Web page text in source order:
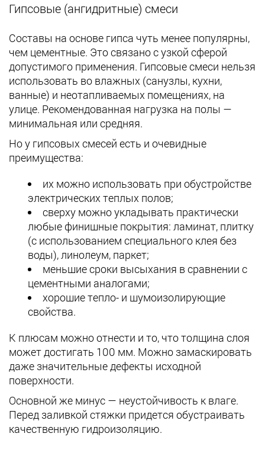
Гипсовые (ангидритные) смеси
Составы на основе гипса чуть менее популярны,
чем цементные. Это связано с узкой сферой
допустимого применения. Гипсовые смеси нельзя
использовать во влажных (санузлы, кухни,
ванные) и неотапливаемых помещениях, на
улице. Рекомендованная нагрузка на полы —
минимальная или средняя.
Но у гипсовых смесей есть и очевидные
преимущества:
их можно использовать при обустройстве
электрических теплых полов;
сверху можно укладывать практически
любые финишные покрытия: ламинат, плитку
(с использованием специального клея без
воды), линолеум, паркет;
меньшие сроки высыхания в сравнении с
цементными аналогами;
хорошие тепло- и шумоизолирующие
свойства.
К плюсам можно отнести и то, что толщина слоя
может достигать 100 мм. Можно замаскировать
даже значительные дефекты исходной
поверхности.
Основной же минус — неустойчивость к влаге.
Перед заливкой стяжки придется обустраивать
качественную гидроизоляцию.